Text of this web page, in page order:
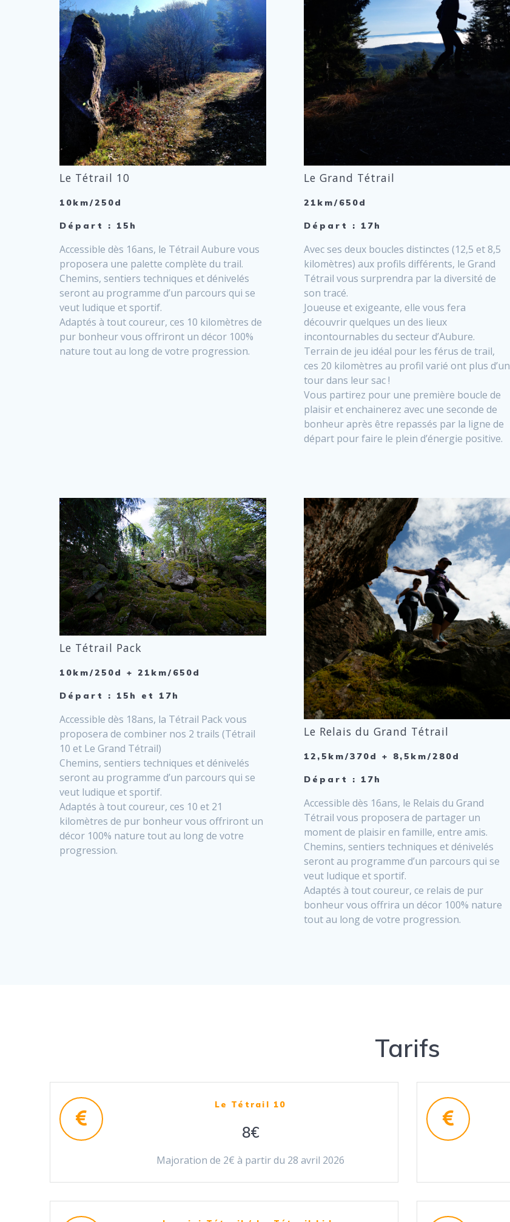
Le Tétrail 10
10km/250d
Départ : 15h
Accessible dès 16ans, le Tétrail Aubure vous
proposera une palette complète du trail.
Chemins, sentiers techniques et dénivelés
seront au programme d’un parcours qui se
veut ludique et sportif.
Adaptés à tout coureur, ces 10 kilomètres de
pur bonheur vous offriront un décor 100%
nature tout au long de votre progression.
Le Grand Tétrail
21km/650d
Départ : 17h
Avec ses deux boucles distinctes (12,5 et 8,5
kilomètres) aux profils différents, le Grand
Tétrail vous surprendra par la diversité de
son tracé.
Joueuse et exigeante, elle vous fera
découvrir quelques un des lieux
incontournables du secteur d’Aubure.
Terrain de jeu idéal pour les férus de trail,
ces 20 kilomètres au profil varié ont plus d’un
tour dans leur sac !
Vous partirez pour une première boucle de
plaisir et enchainerez avec une seconde de
bonheur après être repassés par la ligne de
départ pour faire le plein d’énergie positive.
Le Tétrail Pack
10km/250d + 21km/650d
Départ : 15h et 17h
Accessible dès 18ans, la Tétrail Pack vous
proposera de combiner nos 2 trails (Tétrail
10 et Le Grand Tétrail)
Chemins, sentiers techniques et dénivelés
seront au programme d’un parcours qui se
veut ludique et sportif.
Adaptés à tout coureur, ces 10 et 21
kilomètres de pur bonheur vous offriront un
décor 100% nature tout au long de votre
progression.
Le Relais du Grand Tétrail
12,5km/370d + 8,5km/280d
Départ : 17h
Accessible dès 16ans, le Relais du Grand
Tétrail vous proposera de partager un
moment de plaisir en famille, entre amis.
Chemins, sentiers techniques et dénivelés
seront au programme d’un parcours qui se
veut ludique et sportif.
Adaptés à tout coureur, ce relais de pur
bonheur vous offrira un décor 100% nature
tout au long de votre progression.
Tarifs
Le Tétrail 10
8€
Majoration de 2€ à partir du 28 avril 2026